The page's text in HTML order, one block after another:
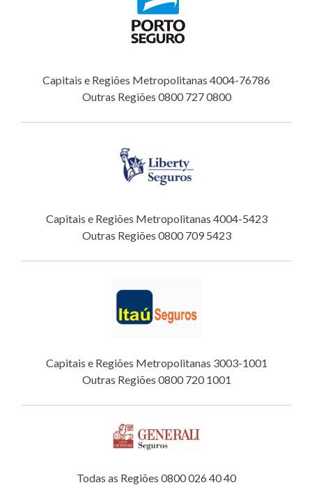
Capitais e Regiões Metropolitanas 4004-76786
Outras Regiões 0800 727 0800
Capitais e Regiões Metropolitanas 4004-5423
Outras Regiões 0800 709 5423
Capitais e Regiões Metropolitanas 3003-1001
Outras Regiões 0800 720 1001
Todas as Regiões 0800 026 40 40